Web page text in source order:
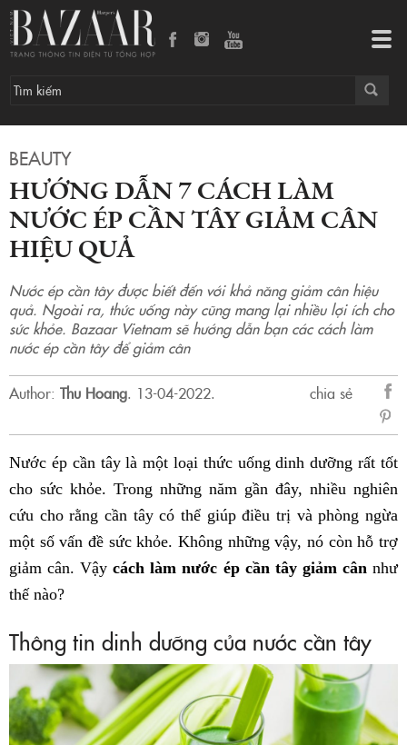
BEAUTY
HƯỚNG DẪN 7 CÁCH LÀM
NƯỚC ÉP CẦN TÂY GIẢM CÂN
HIỆU QUẢ
Nước ép cần tây được biết đến với khả năng giảm cân hiệu
quả. Ngoài ra, thức uống này cũng mang lại nhiều lợi ích cho
sức khỏe. Bazaar Vietnam sẽ hướng dẫn bạn các cách làm
nước ép cần tây để giảm cân
Author: Thu Hoang. 13-04-2022.
chia sẻ
sẻ
Nước ép cần tây là một loại thức uống dinh dưỡng rất tốt
cho sức khỏe. Trong những năm gần đây, nhiều nghiên
cứu cho rằng cần tây có thể giúp điều trị và phòng ngừa
một số vấn đề sức khỏe. Không những vậy, nó còn hỗ trợ
giảm cân. Vậycách làm nước ép cần tây giảm cân như
thế nào?
Thông tin dinh dưỡng của nước cần tây